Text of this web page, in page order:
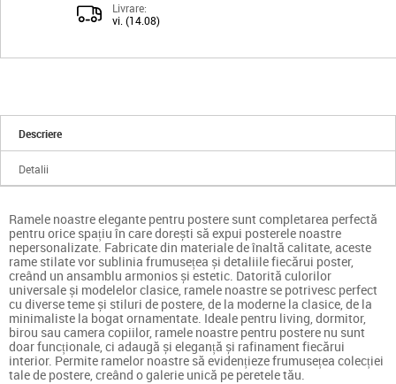
Livrare:
vi. (14.08)
Descriere
Detalii
Ramele noastre elegante pentru postere sunt completarea perfectă
pentru orice spațiu în care dorești să expui posterele noastre
nepersonalizate. Fabricate din materiale de înaltă calitate, aceste
rame stilate vor sublinia frumusețea și detaliile fiecărui poster,
creând un ansamblu armonios și estetic. Datorită culorilor
universale și modelelor clasice, ramele noastre se potrivesc perfect
cu diverse teme și stiluri de postere, de la moderne la clasice, de la
minimaliste la bogat ornamentate. Ideale pentru living, dormitor,
birou sau camera copiilor, ramele noastre pentru postere nu sunt
doar funcționale, ci adaugă și eleganță și rafinament fiecărui
interior. Permite ramelor noastre să evidențieze frumusețea colecției
tale de postere, creând o galerie unică pe peretele tău.